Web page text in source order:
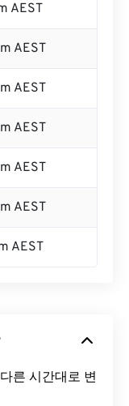
AEST
AEST
AEST
AEST
AEST
AEST
AEST
른 시간대로 변